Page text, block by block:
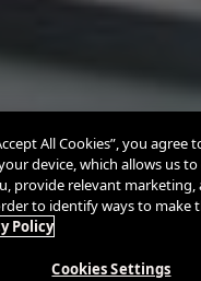
All Cookies”, you agree
device, which allows us
provide relevant marketing,
to identify ways to make
Policy
Cookies Settings